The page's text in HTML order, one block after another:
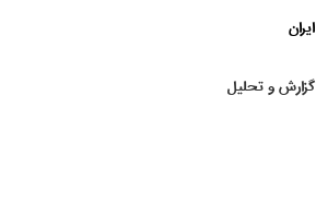
ایران
گزارش و تحلیل